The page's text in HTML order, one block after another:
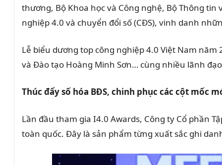
thương, Bộ Khoa học và Công nghệ, Bộ Thông
nghiệp 4.0 và chuyển đổi số (CĐS), vinh danh
Lễ biểu dương top công nghiệp 4.0 Việt Nam
và Đào tạo Hoàng Minh Sơn… cùng nhiều lãnh
Thúc đẩy số hóa BĐS, chinh phục các cột mốc
Lần đầu tham gia I4.0 Awards, Công ty Cổ phần
toàn quốc. Đây là sản phẩm từng xuất sắc ghi